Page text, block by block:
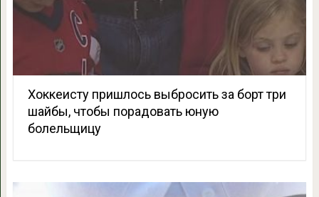
Хоккеисту пришлось выбросить за борт три
шайбы, чтобы порадовать юную
болельщицу